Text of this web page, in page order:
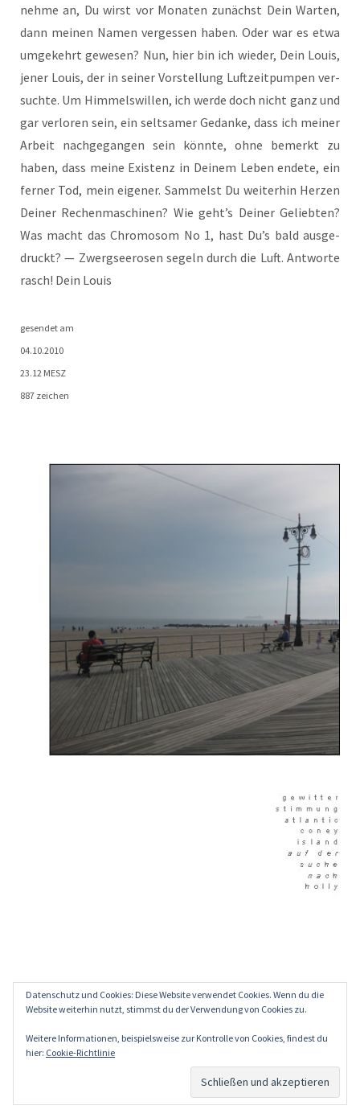
neh­me an, Du wirst vor Mona­ten zunächst Dein War­ten,
dann mei­nen Namen ver­ges­sen haben. Oder war es etwa
umge­kehrt gewe­sen? Nun, hier bin ich wie­der, Dein Lou­is,
jener Lou­is, der in sei­ner Vor­stel­lung Luft­zeit­pum­pen ver­
such­te. Um Him­mels­wil­len, ich wer­de doch nicht ganz und
gar ver­lo­ren sein, ein selt­sa­mer Gedan­ke, dass ich mei­ner
Arbeit nach­ge­gan­gen sein könn­te, ohne bemerkt zu
haben, dass mei­ne Exis­tenz in Dei­nem Leben ende­te, ein
fer­ner Tod, mein eige­ner. Sam­melst Du wei­ter­hin Her­zen
Dei­ner Rechen­ma­schi­nen? Wie geht’s Dei­ner Gelieb­ten?
Was macht das Chro­mo­som No 1, hast Du’s bald aus­ge­
druckt? — Zwerg­see­ro­sen segeln durch die Luft. Ant­wor­te
rasch! Dein Louis
gesen­det am
04.10.2010
23.12 MESZ
887 zeichen
Datenschutz und Cookies: Diese Website verwendet Cookies. Wenn du die
Website weiterhin nutzt, stimmst du der Verwendung von Cookies zu.
Weitere Informationen, beispielsweise zur Kontrolle von Cookies, findest du
hier: Cookie-Richtlinie